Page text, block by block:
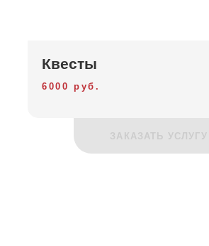
Квесты
6000 руб.
ЗАКАЗАТЬ УСЛУГУ